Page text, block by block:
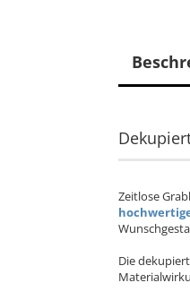
Zeitlose
Die